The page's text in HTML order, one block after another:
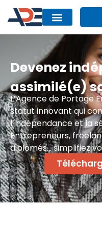
Devenez
assimilé(e)
L’Agence de Portage
statut innovant qui
l’indépendance et la
Entrepreneurs,
diplômés… simplifiez